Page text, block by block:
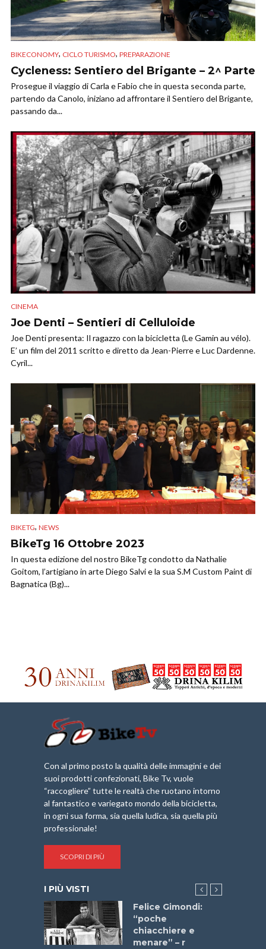
BIKECONOMY, CICLO TURISMO, PREPARAZIONE
Cycleness: Sentiero del Brigante – 2^ Parte
Prosegue il viaggio di Carla e Fabio che in questa seconda parte,
partendo da Canolo, iniziano ad affrontare il Sentiero del Brigante,
passando da...
CINEMA
Joe Denti – Sentieri di Celluloide
Joe Denti presenta: Il ragazzo con la bicicletta (Le Gamin au vélo).
E’ un film del 2011 scritto e diretto da Jean-Pierre e Luc Dardenne.
Cyril...
BIKETG, NEWS
BikeTg 16 Ottobre 2023
In questa edizione del nostro BikeTg condotto da Nathalie
Goitom, l’artigiano in arte Diego Salvi e la sua S.M Custom Paint di
Bagnatica (Bg)...
Con al primo posto la qualità delle immagini e dei
suoi prodotti confezionati, Bike Tv, vuole
“raccogliere” tutte le realtà che ruotano intorno
al fantastico e variegato mondo della bicicletta,
in ogni sua forma, sia quella ludica, sia quella più
professionale!
SCOPRI DI PIÙ
I PIÙ VISTI
Felice Gimondi:
“poche
chiacchiere e
menare” – r